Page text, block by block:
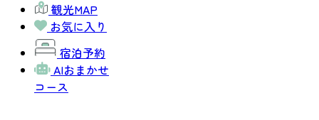
観光MAP
お気に入り
宿泊予約
AIおまかせ
コース